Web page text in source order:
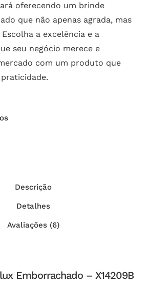
oferecendo um brinde
que não apenas agrada, mas
a excelência e a
seu negócio merece e
com um produto que
Descrição
Detalhes
Avaliações (6)
Emborrachado – X14209B